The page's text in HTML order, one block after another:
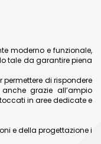
moderno e funzionale,
tale da garantire piena
permettere di rispondere
grazie all’ampio
in aree dedicate e
e della progettazione i